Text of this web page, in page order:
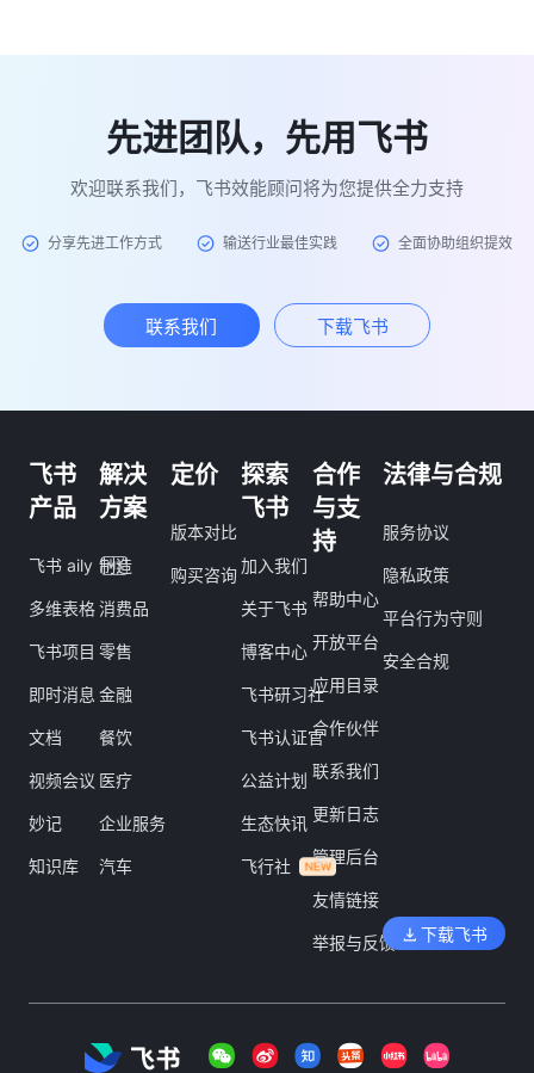
先进团队，先用飞书
欢迎联系我们，飞书效能顾问将为您提供全力支持
分享先进工作方式 输送行业最佳实践 全面协助组织提效
联系我们 下载飞书
飞书
产品
飞书 aily
多维表格
飞书项目
即时消息
文档
视频会议
妙记
知识库
解决
方案
制造
消费品
零售
金融
餐饮
医疗
企业服务
汽车
定价
版本对比
购买咨询
探索
飞书
加入我们
关于飞书
博客中心
飞书研习社
飞书认证官
公益计划
生态快讯
飞行社
合作
与支
持
帮助中心
开放平台
应用目录
合作伙伴
联系我们
更新日志
管理后台
友情链接
举报与反馈
法律与合规
服务协议
隐私政策
平台行为守则
安全合规
下载飞书